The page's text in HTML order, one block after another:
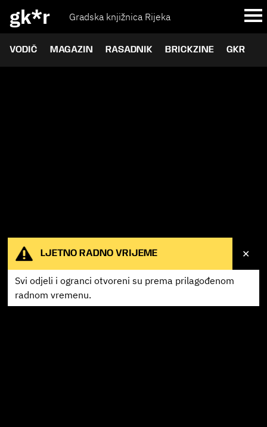
gk*r Gradska knjižnica Rijeka
VODIČ MAGAZIN RASADNIK BRICKZINE GKR
LJETNO RADNO VRIJEME
Svi odjeli i ogranci otvoreni su prema prilagođenom
radnom vremenu.
✕